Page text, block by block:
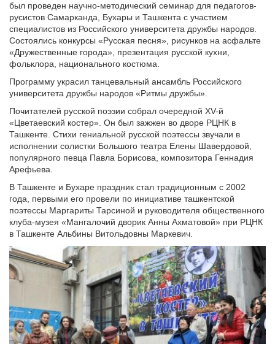
был проведен научно-методический семинар для педагогов-
русистов Самарканда, Бухары и Ташкента с участием
специалистов из Российского университета дружбы народов.
Состоялись конкурсы «Русская песня», рисунков на асфальте
«Дружественные города», презентация русской кухни,
фольклора, национального костюма.
Программу украсил танцевальный ансамбль Российского
университета дружбы народов «Ритмы дружбы».
Почитателей русской поэзии собрал очередной XV-й
«Цветаевский костер». Он был зажжен во дворе РЦНК в
Ташкенте. Стихи гениальной русской поэтессы звучали в
исполнении солистки Большого театра Елены Шавердовой,
популярного певца Павла Борисова, композитора Геннадия
Арефьева.
В Ташкенте и Бухаре праздник стал традиционным с 2002
года, первыми его провели по инициативе ташкентской
поэтессы Маргариты Тарсиной и руководителя общественного
клуба-музея «Мангалочий дворик Анны Ахматовой» при РЦНК
в Ташкенте Альбины Витольдовны Маркевич.